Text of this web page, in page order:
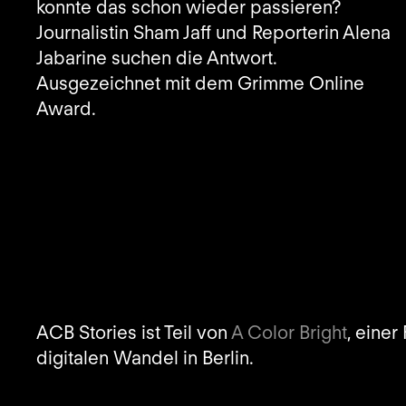
konnte das schon wieder passieren?
Journalistin Sham Jaff und Reporterin Alena
Jabarine suchen die Antwort.
Ausgezeichnet mit dem Grimme Online
Award.
ACB Stories ist Teil von A Color Bright, einer
digitalen Wandel in Berlin.